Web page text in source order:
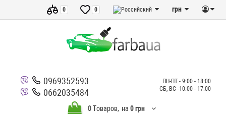
грн
0
0
0969352593
0662035484
ПН-ПТ - 9:00 - 18:00
СБ, ВС -10:00 - 17:00
0Tоваров, на 0 грн